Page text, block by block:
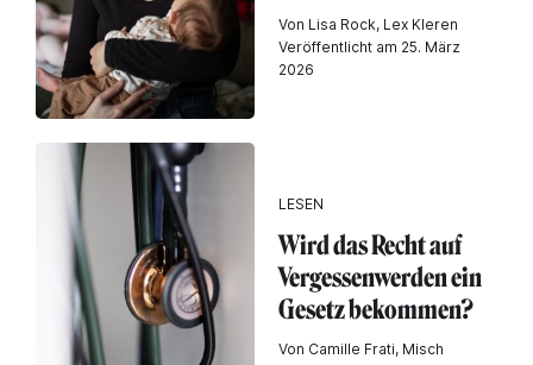
Von Lisa Rock, Lex Kleren
Veröffentlicht am 25. März
2026
LESEN
Wird das Recht auf
Vergessenwerden ein
Gesetz bekommen?
Von Camille Frati, Misch